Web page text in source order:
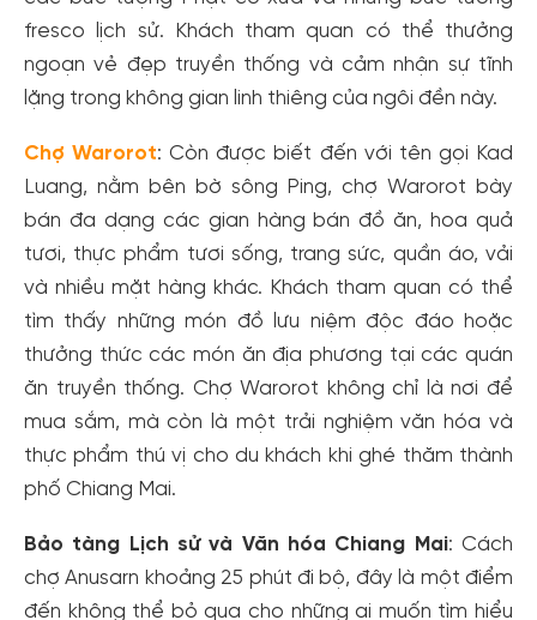
fresco lịch sử. Khách tham quan có thể thưởng
ngoạn vẻ đẹp truyền thống và cảm nhận sự tĩnh
lặng trong không gian linh thiêng của ngôi đền này.
Chợ Warorot: Còn được biết đến với tên gọi Kad
Luang, nằm bên bờ sông Ping, chợ Warorot bày
bán đa dạng các gian hàng bán đồ ăn, hoa quả
tươi, thực phẩm tươi sống, trang sức, quần áo, vải
và nhiều mặt hàng khác. Khách tham quan có thể
tìm thấy những món đồ lưu niệm độc đáo hoặc
thưởng thức các món ăn địa phương tại các quán
ăn truyền thống. Chợ Warorot không chỉ là nơi để
mua sắm, mà còn là một trải nghiệm văn hóa và
thực phẩm thú vị cho du khách khi ghé thăm thành
phố Chiang Mai.
Bảo tàng Lịch sử và Văn hóa Chiang Mai: Cách
chợ Anusarn khoảng 25 phút đi bộ, đây là một điểm
đến không thể bỏ qua cho những ai muốn tìm hiểu